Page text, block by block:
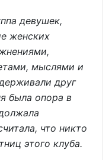
девушек,
женских
мыслями и
друг
была опора в
что никто
этого клуба.